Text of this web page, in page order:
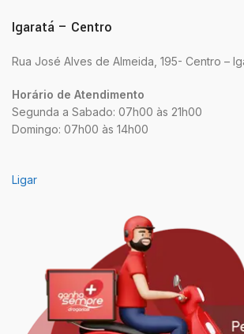
Igaratá – Centro
Rua José Alves de Almeida, 195- Centro –
Horário de Atendimento
Segunda a Sabado: 07h00 às 21h00
Domingo: 07h00 às 14h00
Ligar